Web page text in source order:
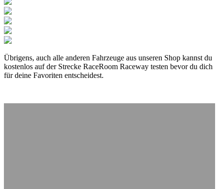
Übrigens, auch alle anderen Fahrzeuge aus unseren Shop kannst du
kostenlos auf der Strecke RaceRoom Raceway testen bevor du dich
für deine Favoriten entscheidest.